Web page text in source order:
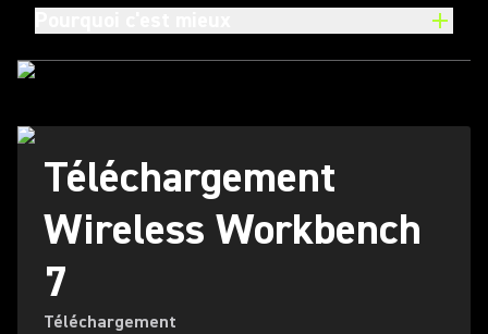
Téléchargement
Wireless Workbench
7
Téléchargement